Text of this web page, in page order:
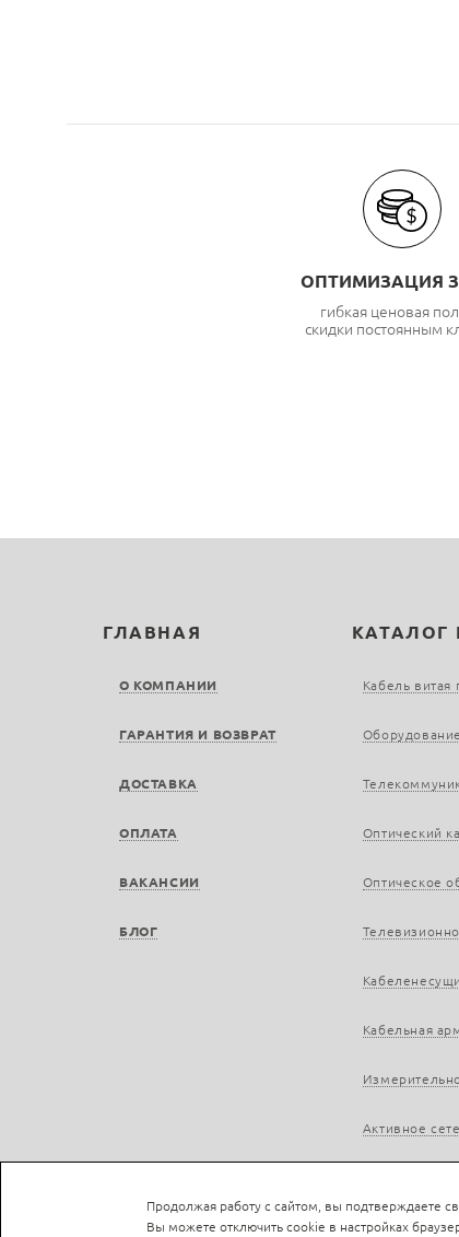
ОПТИМИЗАЦИЯ
гибкая ценовая
скидки постоянным
ГЛАВНАЯ
О КОМПАНИИ
ГАРАНТИЯ И ВОЗВРАТ
ДОСТАВКА
ОПЛАТА
ВАКАНСИИ
БЛОГ
КАТАЛОГ
Кабель витая
Оптический
Оптическое
Кабельная
Активное
Продолжая работу с сайтом, вы подтверждаете
Вы можете отключить cookie в настройках